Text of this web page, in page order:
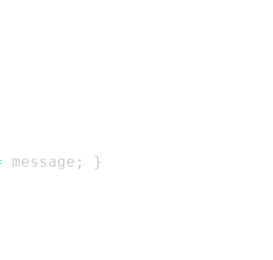
message ;
}